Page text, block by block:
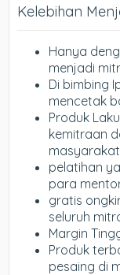
Kelebihan
Hanya
menjadi
Di bimbing
mencetak
Produk
kemitraan
pelatihan
para
gratis
seluruh
Margin
Produk
pesaing di